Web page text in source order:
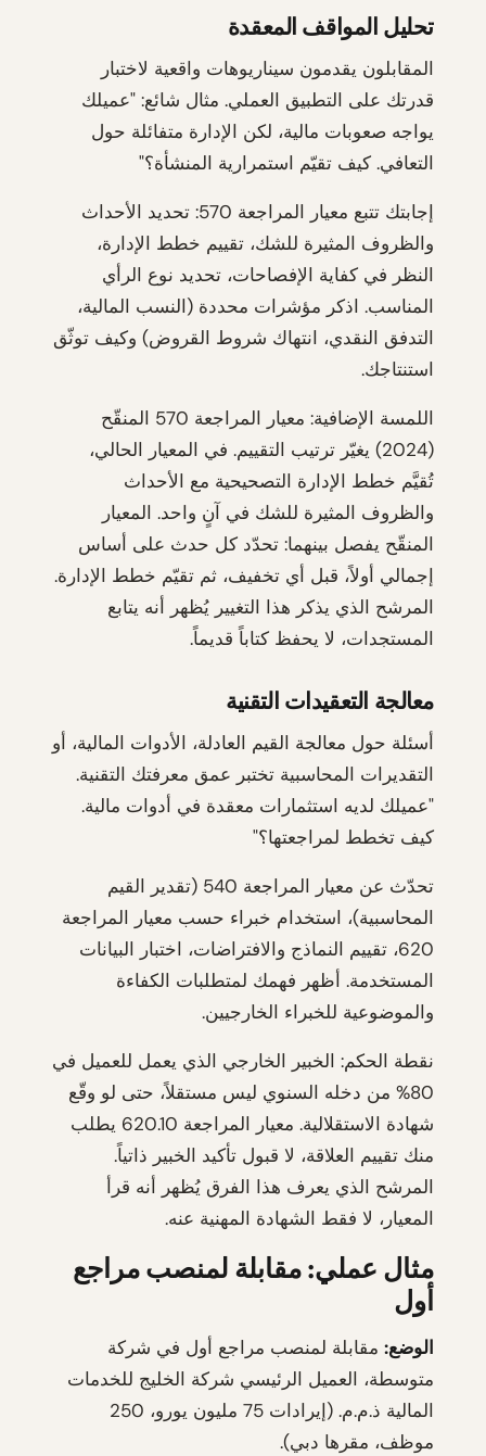
تحليل المواقف المعقدة
المقابلون يقدمون سيناريوهات واقعية لاختبار
قدرتك على التطبيق العملي. مثال شائع: "عميلك
يواجه صعوبات مالية، لكن الإدارة متفائلة حول
التعافي. كيف تقيّم استمرارية المنشأة؟"
إجابتك تتبع معيار المراجعة 570: تحديد الأحداث
والظروف المثيرة للشك، تقييم خطط الإدارة،
النظر في كفاية الإفصاحات، تحديد نوع الرأي
المناسب. اذكر مؤشرات محددة (النسب المالية،
التدفق النقدي، انتهاك شروط القروض) وكيف توثّق
استنتاجك.
اللمسة الإضافية: معيار المراجعة 570 المنقّح
(2024) يغيّر ترتيب التقييم. في المعيار الحالي،
تُقيَّم خطط الإدارة التصحيحية مع الأحداث
والظروف المثيرة للشك في آنٍ واحد. المعيار
المنقّح يفصل بينهما: تحدّد كل حدث على أساس
إجمالي أولاً، قبل أي تخفيف، ثم تقيّم خطط الإدارة.
المرشح الذي يذكر هذا التغيير يُظهر أنه يتابع
المستجدات، لا يحفظ كتاباً قديماً.
معالجة التعقيدات التقنية
أسئلة حول معالجة القيم العادلة، الأدوات المالية، أو
التقديرات المحاسبية تختبر عمق معرفتك التقنية.
"عميلك لديه استثمارات معقدة في أدوات مالية.
كيف تخطط لمراجعتها؟"
تحدّث عن معيار المراجعة 540 (تقدير القيم
المحاسبية)، استخدام خبراء حسب معيار المراجعة
620، تقييم النماذج والافتراضات، اختبار البيانات
المستخدمة. أظهر فهمك لمتطلبات الكفاءة
والموضوعية للخبراء الخارجيين.
نقطة الحكم: الخبير الخارجي الذي يعمل للعميل في
80% من دخله السنوي ليس مستقلاً، حتى لو وقّع
شهادة الاستقلالية. معيار المراجعة 620.10 يطلب
منك تقييم العلاقة، لا قبول تأكيد الخبير ذاتياً.
المرشح الذي يعرف هذا الفرق يُظهر أنه قرأ
المعيار، لا فقط الشهادة المهنية عنه.
مثال عملي: مقابلة لمنصب مراجع
أول
الوضع: مقابلة لمنصب مراجع أول في شركة
متوسطة، العميل الرئيسي شركة الخليج للخدمات
المالية ذ.م.م. (إيرادات 75 مليون يورو، 250
موظف، مقرها دبي).